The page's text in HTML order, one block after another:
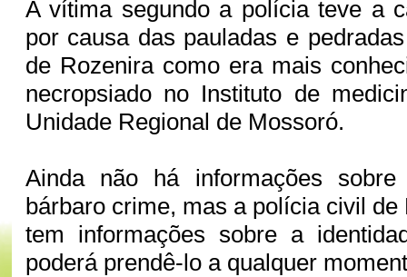
A vítima segundo a polícia teve a
por causa das pauladas e
de Rozenira como era mais
necropsiado no Instituto de
Unidade Regional de Mossoró.
Ainda não há informações
bárbaro crime, mas a polícia civil de
tem informações sobre a
poderá prendê-lo a qualquer